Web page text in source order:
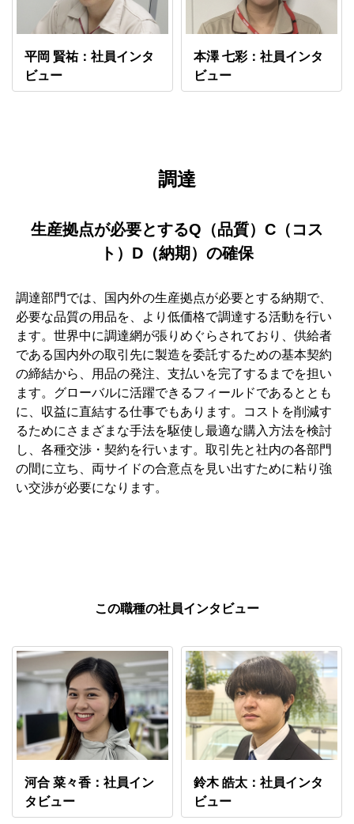
平岡 賢祐：社員インタ
ビュー
本澤 七彩：社員インタ
ビュー
調達
生産拠点が必要とするQ（品質）C（コス
ト）D（納期）の確保
調達部門では、国内外の生産拠点が必要とする納期で、
必要な品質の用品を、より低価格で調達する活動を行い
ます。世界中に調達網が張りめぐらされており、供給者
である国内外の取引先に製造を委託するための基本契約
の締結から、用品の発注、支払いを完了するまでを担い
ます。グローバルに活躍できるフィールドであるととも
に、収益に直結する仕事でもあります。コストを削減す
るためにさまざまな手法を駆使し最適な購入方法を検討
し、各種交渉・契約を行います。取引先と社内の各部門
の間に立ち、両サイドの合意点を見い出すために粘り強
い交渉が必要になります。
この職種の社員インタビュー
河合 菜々香：社員イン
タビュー
鈴木 皓太：社員インタ
ビュー